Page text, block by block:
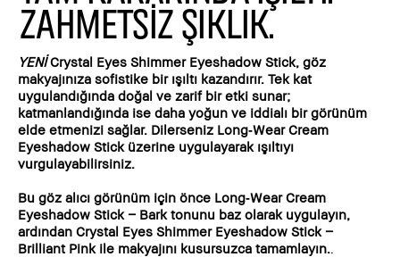
ZAHMETSİZ ŞIKLIK.
YENİ Crystal Eyes Shimmer Eyeshadow Stick, göz
makyajınıza sofistike bir ışıltı kazandırır. Tek kat
uygulandığında doğal ve zarif bir etki sunar;
katmanlandığında ise daha yoğun ve iddialı bir görünüm
elde etmenizi sağlar. Dilerseniz Long‑Wear Cream
Eyeshadow Sticküzerine uygulayarak ışıltıyı
vurgulayabilirsiniz.
Bu göz alıcı görünüm için önce Long‑Wear Cream
Eyeshadow Stick– Barktonunu baz olarak uygulayın,
ardından Crystal Eyes Shimmer Eyeshadow Stick–
Brilliant Pinkile makyajını kusursuzca tamamlayın.